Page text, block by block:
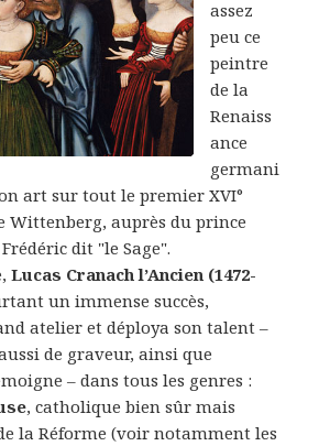
assez
peu ce
peintre
de la
Renaiss
ance
germani
art sur tout le premier XVI°
Wittenberg, auprès du prince
dit "le Sage".
Lucas Cranach l’Ancien (1472-
un immense succès,
atelier et déploya son talent –
de graveur, ainsi que
– dans tous les genres :
, catholique bien sûr mais
la Réforme (voir notamment les